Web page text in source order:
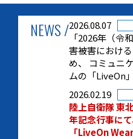
NEWS /2026.08.07
「2026年（令
害被害におけ
め、 コミュニ
ムの「LiveOn
2026.02.19
陸上自衛隊 東
年記念行事に
「LiveOn